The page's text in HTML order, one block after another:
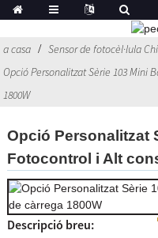
a casa
Sensor de fotocèl·lula
Opció Personalitzat Sèrie 103 Mini
1800W
Opció Personalitzat
Fotocontrol i Alt
Descripció breu: